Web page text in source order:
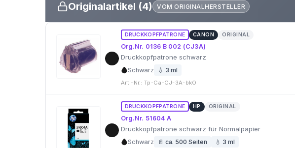
Originalartikel (4) VOM ORIGINALHERSTELLER
DRUCKKOPFPATRONE CANON ORIGINAL
Org.Nr. 0136 B 002 (CJ3A)
Druckkopfpatrone schwarz
Schwarz 💧 3 ml
Art.-Nr.: Tp-Ca-CJ-3A-bkO
DRUCKKOPFPATRONE HP ORIGINAL
Org.Nr. 51604 A
Druckkopfpatrone schwarz für Normalpapier
Schwarz 📄 ca. 500 Seiten 💧 3 ml